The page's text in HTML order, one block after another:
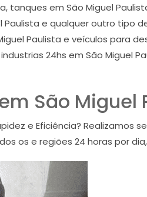
em São Miguel
e qualquer outro tipo
Paulista e veículos para
24hs em São Miguel
São Miguel
e Eficiência? Realizamos
os e regiões 24 horas por